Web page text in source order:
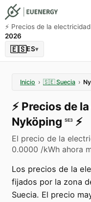
⚡️ Precios de la
2026
🇪🇸ES▾
Inicio › 🇸🇪 Suecia ›
⚡️ Precios de
Nyköping SE3 ⚡️
El precio de la
0.0000 /kWh ahora
Los precios de la
fijados por la zona
Suecia. El precio